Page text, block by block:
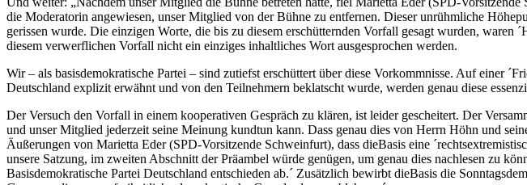
die Moderatorin angewiesen, unser Mitglied von der Bühne zu entfernen. Dieser unrühmliche
gerissen wurde. Die einzigen Worte, die bis zu diesem erschütternden Vorfall gesagt wurden,
diesem verwerflichen Vorfall nicht ein einziges inhaltliches Wort ausgesprochen werden.
Wir – als basisdemokratische Partei – sind zutiefst erschüttert über diese Vorkommnisse. Auf einer
Deutschland explizit erwähnt und von den Teilnehmern beklatscht wurde, werden genau diese
Der Versuch den Vorfall in einem kooperativen Gespräch zu klären, ist leider gescheitert. Der
und unser Mitglied jederzeit seine Meinung kundtun kann. Dass genau dies von Herrn Höhn und
Äußerungen von Marietta Eder (SPD-Vorsitzende Schweinfurt), dass dieBasis eine
unsere Satzung, im zweiten Abschnitt der Präambel würde genügen, um genau dies nachlesen zu
Basisdemokratische Partei Deutschland entschieden ab.´ Zusätzlich bewirbt dieBasis die